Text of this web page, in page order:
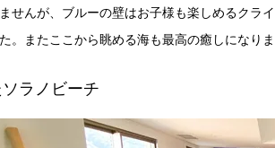
せんが、ブルーの壁はお子様も楽しめるク
。またここから眺める海も最高の癒しになり
ラノビーチ